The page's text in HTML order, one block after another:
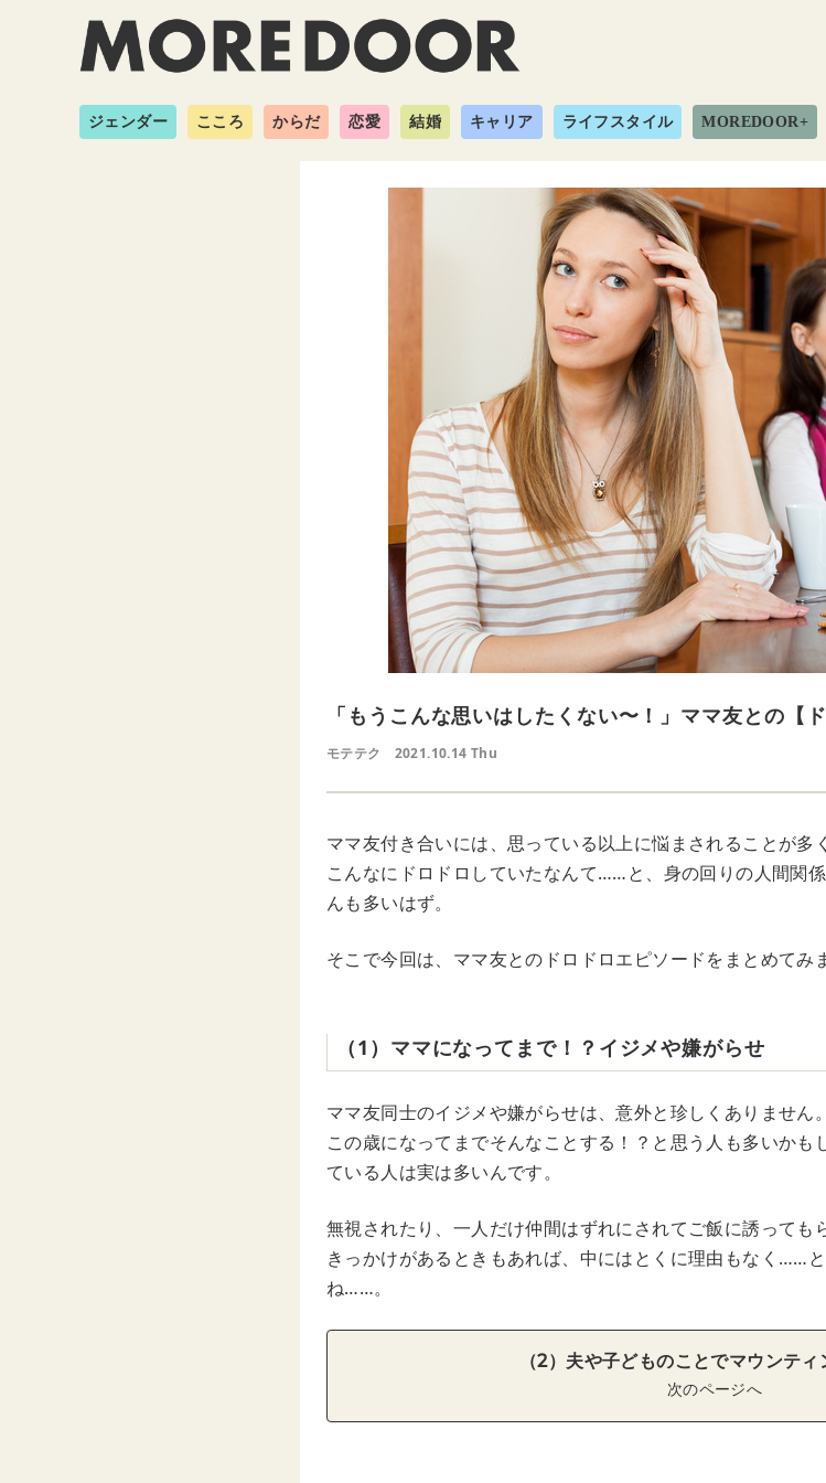
ジェンダー こころ からだ 恋愛 結婚 キャリア ライフスタイル MOREDOOR+
「もうこんな思いはしたくない〜！」ママ友との【
モテテク 2021.10.14 Thu
ママ友付き合いには、思っている以上に悩まされることが多
こんなにドロドロしていたなんて……と、身の回りの人間関
んも多いはず。
そこで今回は、ママ友とのドロドロエピソードをまとめてみ
（1）ママになってまで！？イジメや嫌がらせ
ママ友同士のイジメや嫌がらせは、意外と珍しくありません。
この歳になってまでそんなことする！？と思う人も多いか
ている人は実は多いんです。
無視されたり、一人だけ仲間はずれにされてご飯に誘っても
きっかけがあるときもあれば、中にはとくに理由もなく……
ね……。
（2）夫や子どものことでマウンティ
次のページへ